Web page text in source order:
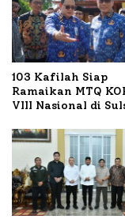
103 Kafilah Siap
Ramaikan MTQ
VIII Nasional di